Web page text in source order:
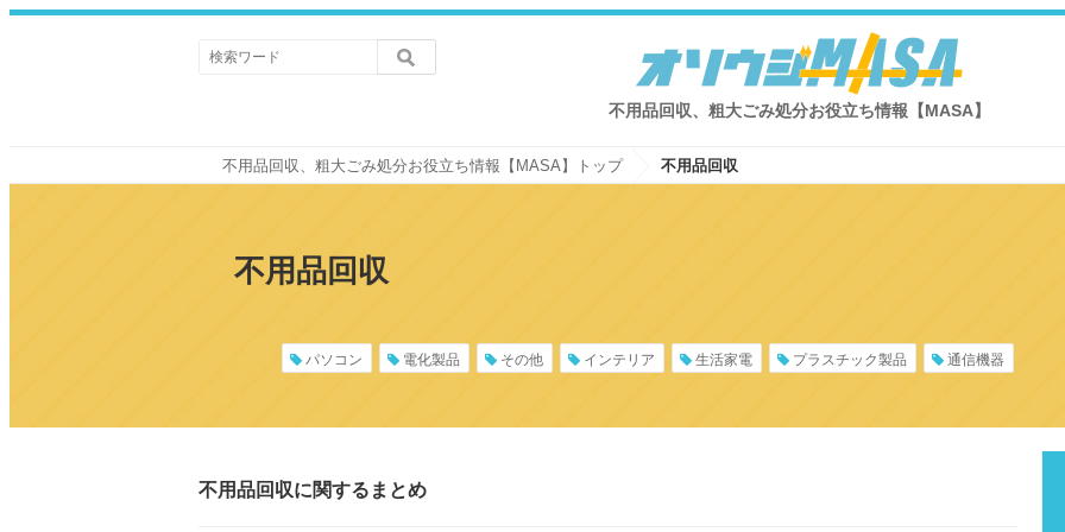
不用品回収、粗大ごみ処分お役立ち情報【MASA】
不用品回収、粗大ごみ処分お役立ち情報【MASA】トップ 不用品回収
不用品回収
パソコン 電化製品 その他 インテリア 生活家電 プラスチック製品 通信機器
不用品回収に関するまとめ